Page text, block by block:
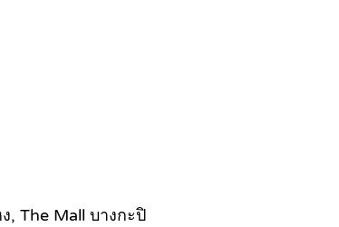
, The Mall บางกะปิ